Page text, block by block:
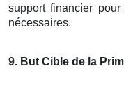
support financier
nécessaires.
9. But Cible de la